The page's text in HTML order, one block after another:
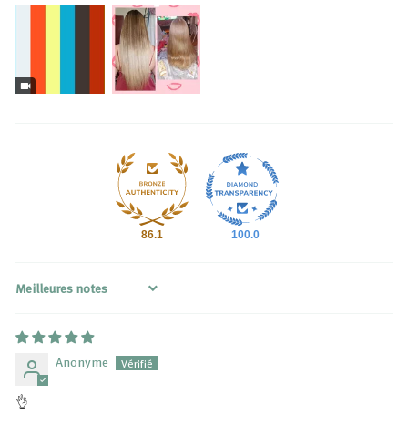
86.1 100.0
Sort by
Anonyme
👌